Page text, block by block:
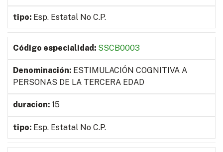
Esp. Estatal No C.P.
SSCB0003
ESTIMULACIÓN COGNITIVA A
PERSONAS DE LA TERCERA EDAD
15
Esp. Estatal No C.P.